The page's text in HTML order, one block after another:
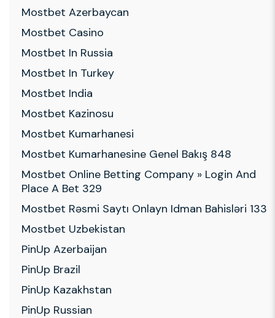
Mostbet Azerbaycan
Mostbet Casino
Mostbet In Russia
Mostbet In Turkey
Mostbet India
Mostbet Kazinosu
Mostbet Kumarhanesi
Mostbet Kumarhanesine Genel Bakış 848
Mostbet Online Betting Company » Login And
Place A Bet 329
Mostbet Rəsmi Saytı Onlayn Idman Bahisləri 133
Mostbet Uzbekistan
PinUp Azerbaijan
PinUp Brazil
PinUp Kazakhstan
PinUp Russian